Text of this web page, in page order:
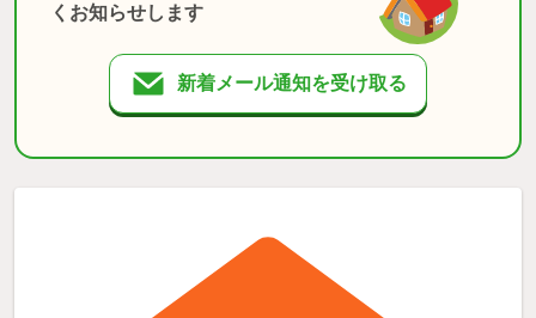
くお知らせします
新着メール通知を受け取る